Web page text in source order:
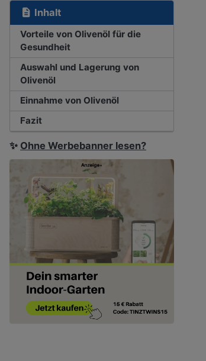
Inhalt
Vorteile von Olivenöl für die
Gesundheit
Auswahl und Lagerung von
Olivenöl
Einnahme von Olivenöl
Fazit
✨ Ohne Werbebanner lesen?